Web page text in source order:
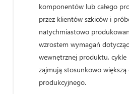
komponentów lub całego
przez klientów szkiców i
natychmiastowo
wzrostem wymagań
wewnętrznej produktu,
zajmują stosunkowo większą
produkcyjnego.